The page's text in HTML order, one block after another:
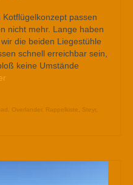
passen
nicht mehr. Lange haben
die beiden Liegestühle
schnell erreichbar sein,
keine Umstände
Overlander, Rappelkiste Steyr,